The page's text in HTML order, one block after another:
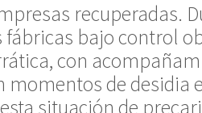
recuperadas.
bajo control
con
momentos de desidia
situación de